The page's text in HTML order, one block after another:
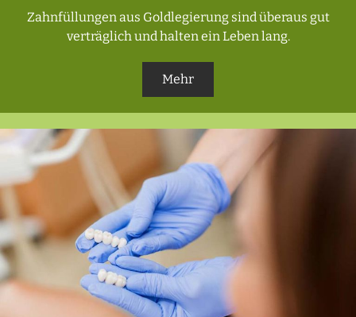
Zahnfüllungen aus Goldlegierung sind überaus gut
verträglich und halten ein Leben lang.
Mehr